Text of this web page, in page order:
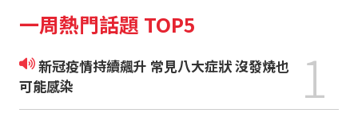
一周熱門話題 TOP5
新冠疫情持續飆升 常見八大症狀 沒發燒也
可能感染
1